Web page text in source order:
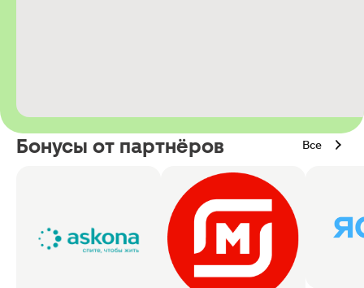
Бонусы от партнёров Все